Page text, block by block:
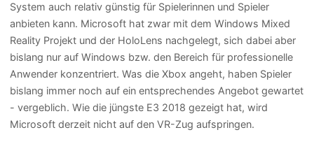
System auch relativ günstig für Spielerinnen und Spieler
anbieten kann. Microsoft hat zwar mit dem Windows Mixed
Reality Projekt und der HoloLens nachgelegt, sich dabei aber
bislang nur auf Windows bzw. den Bereich für professionelle
Anwender konzentriert. Was die Xbox angeht, haben Spieler
bislang immer noch auf ein entsprechendes Angebot gewartet
- vergeblich. Wie die jüngste E3 2018 gezeigt hat, wird
Microsoft derzeit nicht auf den VR-Zug aufspringen.